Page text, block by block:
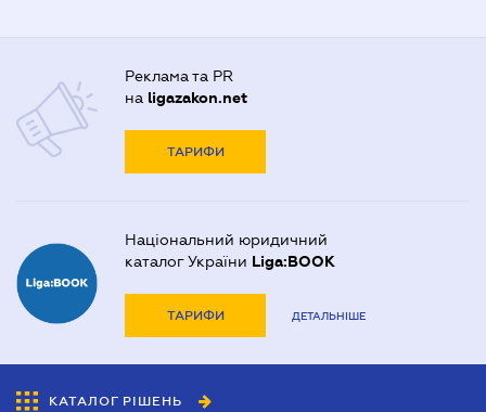
Реклама та PR
на ligazakon.net
ТАРИФИ
Національний юридичний
каталог України Liga:BOOK
ТАРИФИ ДЕТАЛЬНІШЕ
КАТАЛОГ РІШЕНЬ